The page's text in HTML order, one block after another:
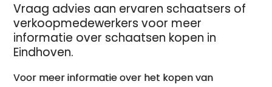
Vraag advies aan ervaren schaatsers of
verkoopmedewerkers voor meer
informatie over schaatsen kopen in
Eindhoven.
Voor meer informatie over het kopen van